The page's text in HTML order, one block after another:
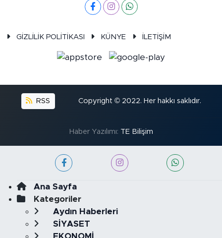
GİZLİLİK POLİTİKASI KÜNYE İLETİŞİM
RSS Copyright © 2022. Her hakkı saklıdır.
Haber Yazılımı: TE Bilişim
Ana Sayfa
Kategoriler
Aydın Haberleri
SİYASET
EKONOMİ